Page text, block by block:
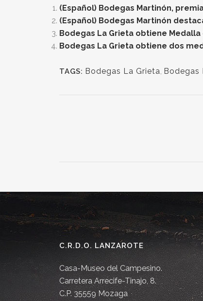
(Español) Bodegas Martinón,
(Español) Bodegas Martinón
Bodegas La Grieta obtiene
Bodegas La Grieta obtiene dos
TAGS: Bodegas La Grieta, Bodegas
C.R.D.O. LANZAROTE
Casa-Museo del Campesino.
Carretera Arrecife-Tinajo, 8.
C.P. 35559 Mozaga